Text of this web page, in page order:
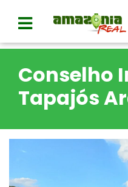
Conselho
Tapajós